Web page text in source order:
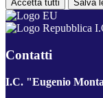
Accetta tutti Salva
Contatti
I.C. "Eugenio